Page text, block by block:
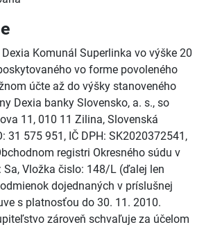
Komunál Superlinka vo výške 20
vo forme povoleného
účte až do výšky stanoveného
Dexia banky Slovensko, a. s., so
11, 010 11 Zilina, Slovenská
31 575 951, IČ DPH: SK2020372541,
registri Okresného súdu v
Sa, Vložka čislo: 148/L (ďalej len
dojednaných v príslušnej
s platnosťou do 30. 11. 2010.
zároveň schvaľuje za účelom